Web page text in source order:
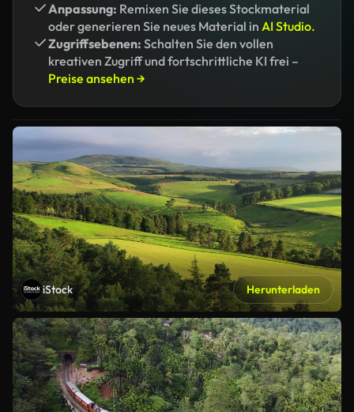
Anpassung: Remixen Sie dieses Stockmaterial
oder generieren Sie neues Material in AI Studio.
Zugriffsebenen: Schalten Sie den vollen
kreativen Zugriff und fortschrittliche KI frei –
Preise ansehen →
iStock Herunterladen